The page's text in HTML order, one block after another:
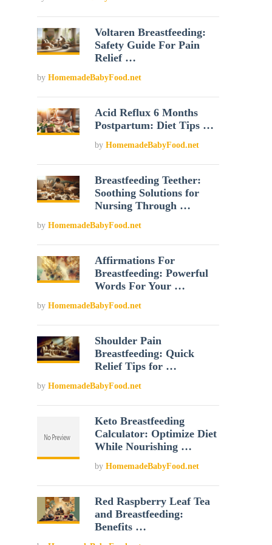
Voltaren Breastfeeding:
Safety Guide For Pain
Relief …
by HomemadeBabyFood.net
Acid Reflux 6 Months
Postpartum: Diet Tips …
byHomemadeBabyFood.net
Breastfeeding Teether:
Soothing Solutions for
Nursing Through …
by HomemadeBabyFood.net
Affirmations For
Breastfeeding: Powerful
Words For Your …
by HomemadeBabyFood.net
Shoulder Pain
Breastfeeding: Quick
Relief Tips for …
by HomemadeBabyFood.net
Keto Breastfeeding
Calculator: Optimize Diet
While Nourishing …
byHomemadeBabyFood.net
Red Raspberry Leaf Tea
and Breastfeeding:
Benefits …